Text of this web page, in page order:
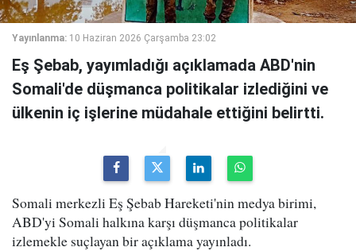
Yayınlanma: 10 Haziran 2026 Çarşamba 23:02
Eş Şebab, yayımladığı açıklamada ABD'nin
Somali'de düşmanca politikalar izlediğini ve
ülkenin iç işlerine müdahale ettiğini belirtti.
Somali merkezli Eş Şebab Hareketi'nin medya birimi,
ABD'yi Somali halkına karşı düşmanca politikalar
izlemekle suçlayan bir açıklama yayınladı.